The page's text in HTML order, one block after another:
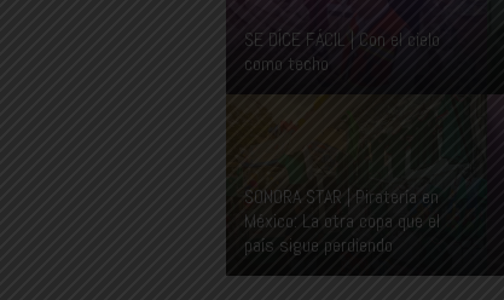
SE DÍCE FÁCIL | Con el cielo
como techo
SONORA STAR | Piratería en
México: La otra copa que el
país sigue perdiendo